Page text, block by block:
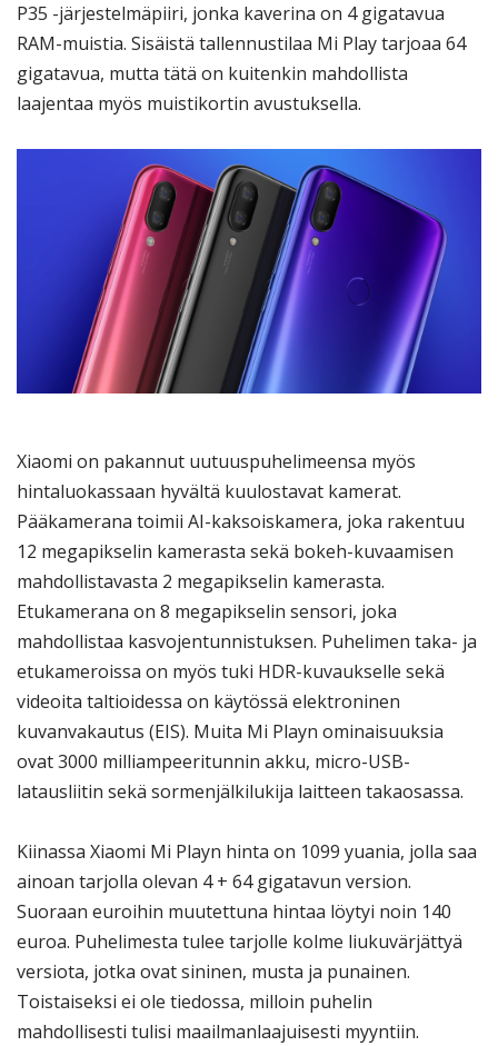
P35 -järjestelmäpiiri, jonka kaverina on 4 gigatavua
RAM-muistia. Sisäistä tallennustilaa Mi Play tarjoaa 64
gigatavua, mutta tätä on kuitenkin mahdollista
laajentaa myös muistikortin avustuksella.
Xiaomi on pakannut uutuuspuhelimeensa myös
hintaluokassaan hyvältä kuulostavat kamerat.
Pääkamerana toimii AI-kaksoiskamera, joka rakentuu
12 megapikselin kamerasta sekä bokeh-kuvaamisen
mahdollistavasta 2 megapikselin kamerasta.
Etukamerana on 8 megapikselin sensori, joka
mahdollistaa kasvojentunnistuksen. Puhelimen taka- ja
etukameroissa on myös tuki HDR-kuvaukselle sekä
videoita taltioidessa on käytössä elektroninen
kuvanvakautus (EIS). Muita Mi Playn ominaisuuksia
ovat 3000 milliampeeritunnin akku, micro-USB-
latausliitin sekä sormenjälkilukija laitteen takaosassa.
Kiinassa Xiaomi Mi Playn hinta on 1099 yuania, jolla saa
ainoan tarjolla olevan 4 + 64 gigatavun version.
Suoraan euroihin muutettuna hintaa löytyi noin 140
euroa. Puhelimesta tulee tarjolle kolme liukuvärjättyä
versiota, jotka ovat sininen, musta ja punainen.
Toistaiseksi ei ole tiedossa, milloin puhelin
mahdollisesti tulisi maailmanlaajuisesti myyntiin.